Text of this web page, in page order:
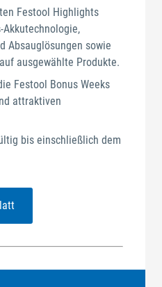
Festool Highlights
Akkutechnologie,
Absauglösungen sowie
ausgewählte Produkte.
Festool Bonus Weeks
attraktiven
bis einschließlich dem